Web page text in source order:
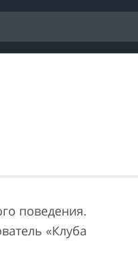
поведения.
«Клуба